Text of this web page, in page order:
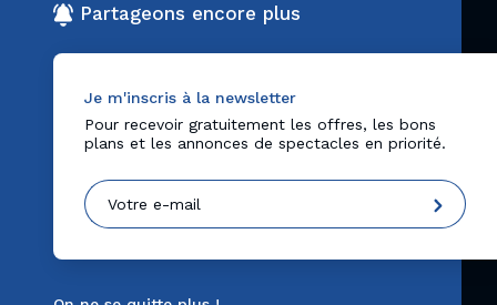
Partageons encore plus
Je m'inscris à la newsletter
Pour recevoir gratuitement les offres, les bons
plans et les annonces de spectacles en priorité.